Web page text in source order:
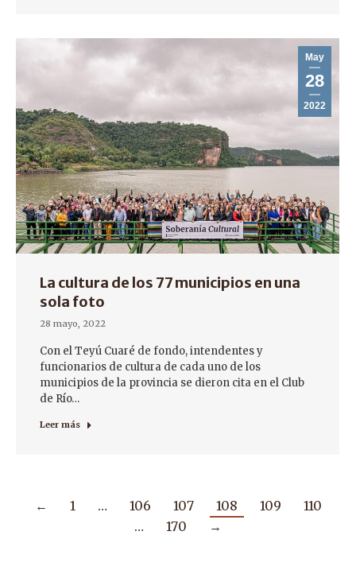
May
28
2022
La cultura de los 77 municipios en una
sola foto
28 mayo, 2022
Con el Teyú Cuaré de fondo, intendentes y
funcionarios de cultura de cada uno de los
municipios de la provincia se dieron cita en el Club
de Río…
Leer más
← 1 … 106 107 108 109
110
…
170 →